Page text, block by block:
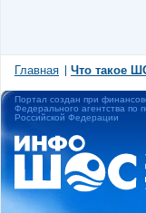
Главная Что такое
Портал создан при
Федерального агентства по
Российской Федерации